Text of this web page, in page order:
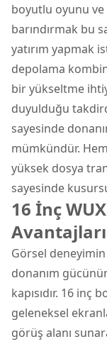
boyutlu oyunu ve
barındırmak bu
yatırım yapmak
depolama
bir yükseltme
duyulduğu
sayesinde
mümkündür.
yüksek dosya
sayesinde
16 İnç
Görsel
donanım
kapısıdır. 16
geleneksel
görüş alanı